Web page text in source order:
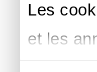
Les
et les